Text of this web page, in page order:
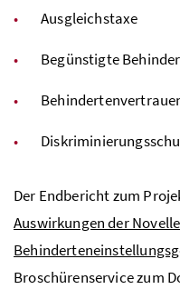
Ausgleichstaxe
Begünstigte
Der Endbericht zum
Auswirkungen der
Broschürenservice zum